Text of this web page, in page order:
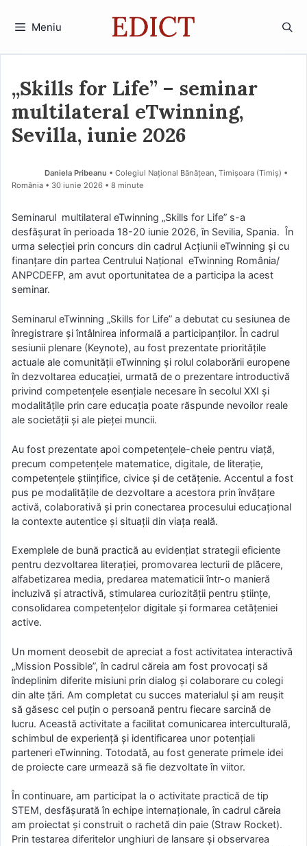
Meniu
„Skills for Life” – seminar
multilateral eTwinning,
Sevilla, iunie 2026
Daniela Pribeanu • Colegiul Național Bănățean, Timișoara (Timiş) •
România
30 iunie 2026 • 8 minute
Seminarul multilateral eTwinning „Skills for Life” s-a
desfășurat în perioada 18-20 iunie 2026, în Sevilia, Spania. În
urma selecției prin concurs din cadrul Acțiunii eTwinning și cu
finanțare din partea Centrului Național eTwinning România/
ANPCDEFP, am avut oportunitatea de a participa la acest
seminar.
Seminarul eTwinning „Skills for Life” a debutat cu sesiunea de
înregistrare și întâlnirea informală a participanților. În cadrul
sesiunii plenare (Keynote), au fost prezentate prioritățile
actuale ale comunității eTwinning și rolul colaborării europene
în dezvoltarea educației, urmată de o prezentare introductivă
privind competențele esențiale necesare în secolul XXI și
modalitățile prin care educația poate răspunde nevoilor reale
ale societății și ale pieței muncii.
Au fost prezentate apoi competențele-cheie pentru viață,
precum competențele matematice, digitale, de literație,
competențele științifice, civice și de cetățenie. Accentul a fost
pus pe modalitățile de dezvoltare a acestora prin învățare
activă, colaborativă și prin conectarea procesului educațional
la contexte autentice și situații din viața reală.
Exemplele de bună practică au evidențiat strategii eficiente
pentru dezvoltarea literației, promovarea lecturii de plăcere,
alfabetizarea media, predarea matematicii într-o manieră
incluzivă și atractivă, stimularea curiozității pentru științe,
consolidarea competențelor digitale și formarea cetățeniei
active.
Un moment deosebit de apreciat a fost activitatea interactivă
„Mission Possible”, în cadrul căreia am fost provocați să
îndeplinim diferite misiuni prin dialog și colaborare cu colegi
din alte țări. Am completat cu succes materialul și am reușit
să găsesc cel puțin o persoană pentru fiecare sarcină de
lucru. Această activitate a facilitat comunicarea interculturală,
schimbul de experiență și identificarea unor potențiali
parteneri eTwinning. Totodată, au fost generate primele idei
de proiecte care urmează să fie dezvoltate în viitor.
În continuare, am participat la o activitate practică de tip
STEM, desfășurată în echipe internaționale, în cadrul căreia
am proiectat și construit o rachetă din paie (Straw Rocket).
Prin testarea diferitelor unghiuri de lansare și observarea